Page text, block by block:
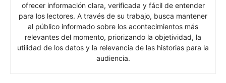
ofrecer información clara, verificada y fácil de entender
para los lectores. A través de su trabajo, busca mantener
al público informado sobre los acontecimientos más
relevantes del momento, priorizando la objetividad, la
utilidad de los datos y la relevancia de las historias para la
audiencia.